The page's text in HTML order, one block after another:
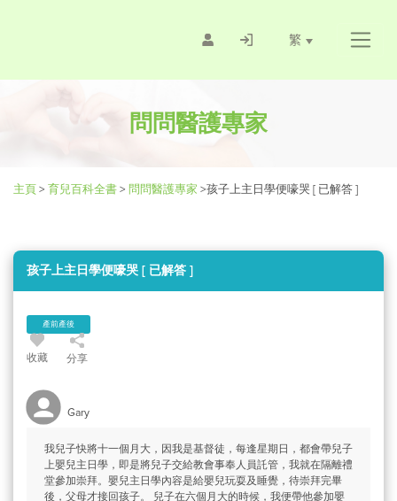
繁
問問醫護專家
主頁> 育兒百科全書> 問問醫護專家 >孩子上主日學便嚎哭 [ 已解答 ]
孩子上主日學便嚎哭 [ 已解答 ]
產前產後
收藏 分享
Gary
我兒子快將十一個月大，因我是基督徒，每逢星期日，都會帶兒子
上嬰兒主日學，即是將兒子交給教會事奉人員託管，我就在隔離禮
堂參加崇拜。嬰兒主日學內容是給嬰兒玩耍及睡覺，待崇拜完畢
後，父母才接回孩子。 兒子在六個月大的時候，我便帶他參加嬰